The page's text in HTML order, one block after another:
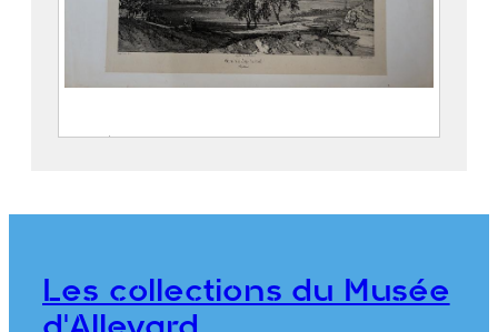
Entrée de la Gorge d’Allevard
CICÉRI, Eugène (Paris, 27 janvier
THIERRY Frères
2018.0.12
Les collections du Musée